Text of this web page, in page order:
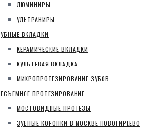
ЛЮМИНИРЫ
УЛЬТРАНИРЫ
ВКЛАДКИ
КЕРАМИЧЕСКИЕ ВКЛАДКИ
КУЛЬТЕВАЯ ВКЛАДКА
МИКРОПРОТЕЗИРОВАНИЕ ЗУБОВ
ПРОТЕЗИРОВАНИЕ
МОСТОВИДНЫЕ ПРОТЕЗЫ
ЗУБНЫЕ КОРОНКИ В МОСКВЕ НОВОГИРЕЕВО